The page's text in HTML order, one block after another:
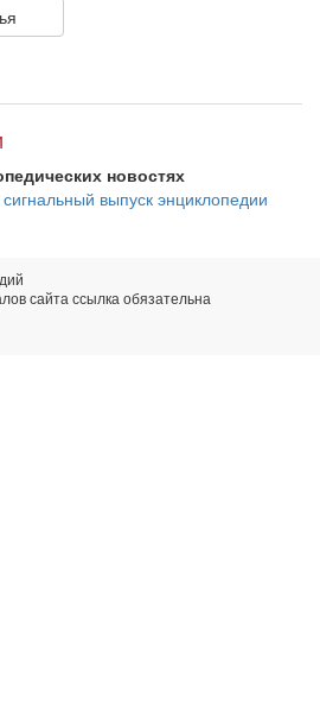
новостях
выпуск энциклопедии
сайта ссылка обязательна